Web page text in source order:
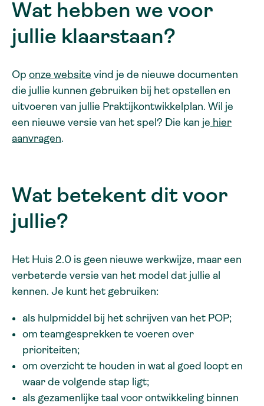
Wat hebben we voor
jullie klaarstaan?
Op onze website vind je de nieuwe documenten
die jullie kunnen gebruiken bij het opstellen en
uitvoeren van jullie Praktijkontwikkelplan. Wil je
een nieuwe versie van het spel? Die kan je hier
aanvragen.
Wat betekent dit voor
jullie?
Het Huis 2.0 is geen nieuwe werkwijze, maar een
verbeterde versie van het model dat jullie al
kennen. Je kunt het gebruiken:
als hulpmiddel bij het schrijven van het POP;
om teamgesprekken te voeren over
prioriteiten;
om overzicht te houden in wat al goed loopt en
waar de volgende stap ligt;
als gezamenlijke taal voor ontwikkeling binnen